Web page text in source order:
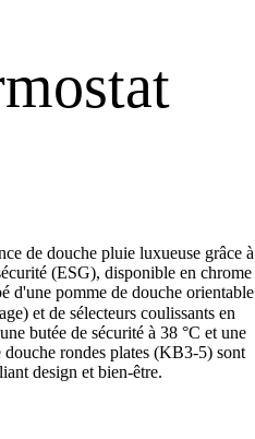
de douche pluie luxueuse grâce à
(ESG), disponible en chrome
d'une pomme de douche orientable
et de sélecteurs coulissants en
butée de sécurité à 38 °C et une
rondes plates (KB3-5) sont
design et bien-être.